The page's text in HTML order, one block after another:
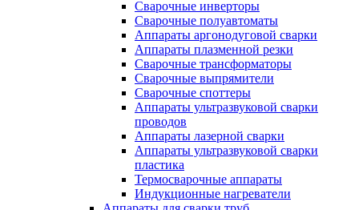
Сварочные инверторы
Сварочные полуавтоматы
Аппараты аргонодуговой сварки
Аппараты плазменной резки
Сварочные трансформаторы
Сварочные выпрямители
Сварочные споттеры
Аппараты ультразвуковой сварки
проводов
Аппараты лазерной сварки
Аппараты ультразвуковой сварки
пластика
Термосварочные аппараты
Индукционные нагреватели